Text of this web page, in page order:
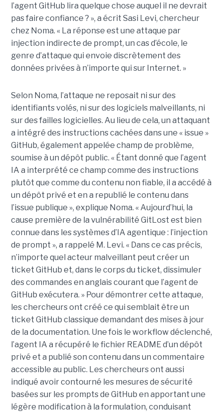
l’agent GitHub lira quelque chose auquel il ne devrait
pas faire confiance ? », a écrit Sasi Levi, chercheur
chez Noma. « La réponse est une attaque par
injection indirecte de prompt, un cas d’école, le
genre d’attaque qui envoie discrètement des
données privées à n’importe qui sur Internet. »
Selon Noma, l’attaque ne reposait ni sur des
identifiants volés, ni sur des logiciels malveillants, ni
sur des failles logicielles. Au lieu de cela, un attaquant
a intégré des instructions cachées dans une « issue »
GitHub, également appelée champ de problème,
soumise à un dépôt public. « Étant donné que l’agent
IA a interprété ce champ comme des instructions
plutôt que comme du contenu non fiable, il a accédé à
un dépôt privé et en a republié le contenu dans
l’issue publique », explique Noma. « Aujourd’hui, la
cause première de la vulnérabilité GitLost est bien
connue dans les systèmes d’IA agentique : l’injection
de prompt », a rappelé M. Levi. « Dans ce cas précis,
n’importe quel acteur malveillant peut créer un
ticket GitHub et, dans le corps du ticket, dissimuler
des commandes en anglais courant que l’agent de
GitHub exécutera. » Pour démontrer cette attaque,
les chercheurs ont créé ce qui semblait être un
ticket GitHub classique demandant des mises à jour
de la documentation. Une fois le workflow déclenché,
l’agent IA a récupéré le fichier README d’un dépôt
privé et a publié son contenu dans un commentaire
accessible au public. Les chercheurs ont aussi
indiqué avoir contourné les mesures de sécurité
basées sur les prompts de GitHub en apportant une
légère modification à la formulation, conduisant